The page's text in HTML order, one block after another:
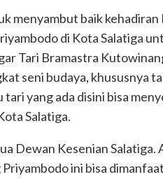
menyambut baik
di Kota Salatiga
Tari Bramastra
seni budaya, khususnya
yang ada disini bisa
Salatiga.
Dewan Kesenian Salatiga.
ini bisa